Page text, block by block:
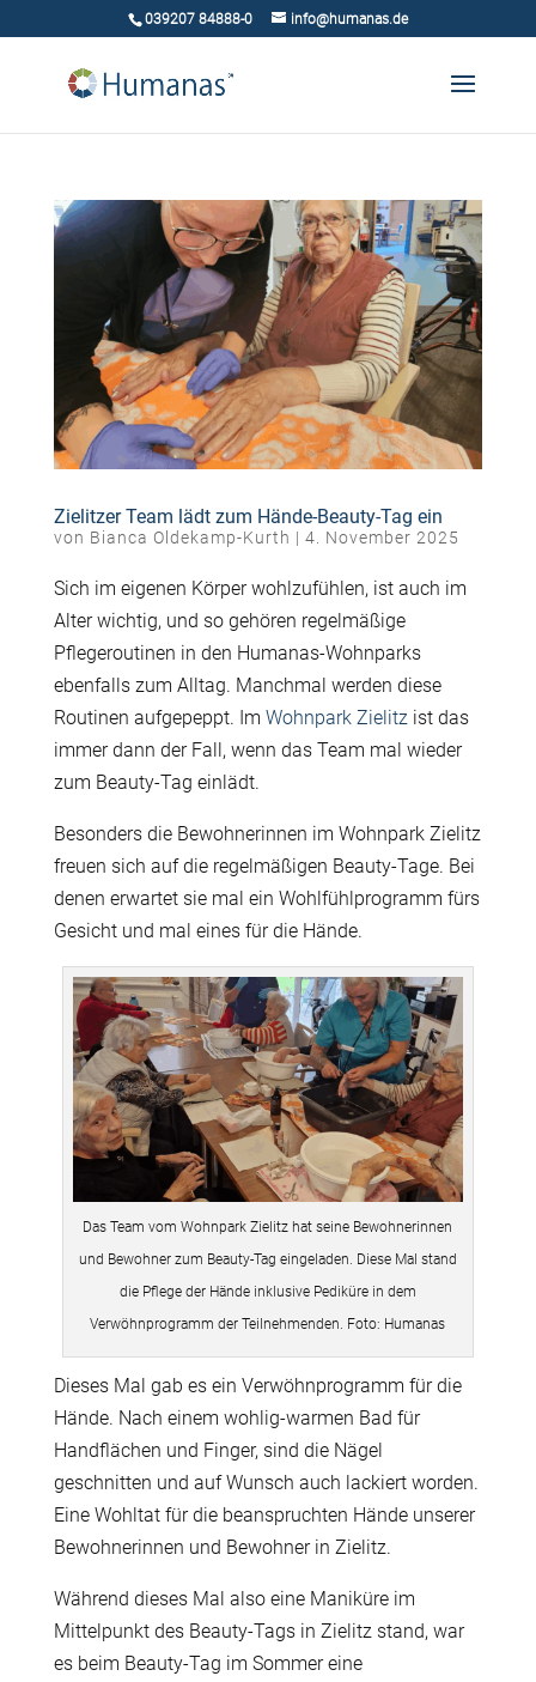
039207 84888-0 info@humanas.de
Zielitzer Team lädt zum Hände-Beauty-Tag ein
von Bianca Oldekamp-Kurth | 4. November 2025
Sich im eigenen Körper wohlzufühlen, ist auch im
Alter wichtig, und so gehören regelmäßige
Pflegeroutinen in den Humanas-Wohnparks
ebenfalls zum Alltag. Manchmal werden diese
Routinen aufgepeppt. Im Wohnpark Zielitzist das
immer dann der Fall, wenn das Team mal wieder
zum Beauty-Tag einlädt.
Besonders die Bewohnerinnen im Wohnpark Zielitz
freuen sich auf die regelmäßigen Beauty-Tage. Bei
denen erwartet sie mal ein Wohlfühlprogramm fürs
Gesicht und mal eines für die Hände.
Das Team vom Wohnpark Zielitz hat seine Bewohnerinnen
und Bewohner zum Beauty-Tag eingeladen. Diese Mal stand
die Pflege der Hände inklusive Pediküre in dem
Verwöhnprogramm der Teilnehmenden. Foto: Humanas
Dieses Mal gab es ein Verwöhnprogramm für die
Hände. Nach einem wohlig-warmen Bad für
Handflächen und Finger, sind die Nägel
geschnitten und auf Wunsch auch lackiert worden.
Eine Wohltat für die beanspruchten Hände unserer
Bewohnerinnen und Bewohner in Zielitz.
Während dieses Mal also eine Maniküre im
Mittelpunkt des Beauty-Tags in Zielitz stand, war
es beim Beauty-Tag im Sommer eine